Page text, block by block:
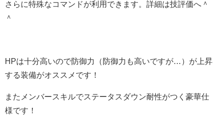
さらに特殊なコマンドが利用できます。詳細は技評価へ＾
＾
HPは十分高いので防御力（防御力も高いですが…）が上昇
する装備がオススメです！
またメンバースキルでステータスダウン耐性がつく豪華仕
様です！